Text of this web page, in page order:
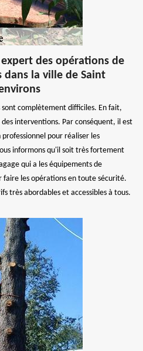
expert des opérations de
dans la ville de Saint
complètement difficiles. En fait,
interventions. Par conséquent, il est
pour réaliser les
informons qu'il soit très fortement
qui a les équipements de
faire les opérations en toute sécurité.
très abordables et accessibles à tous.